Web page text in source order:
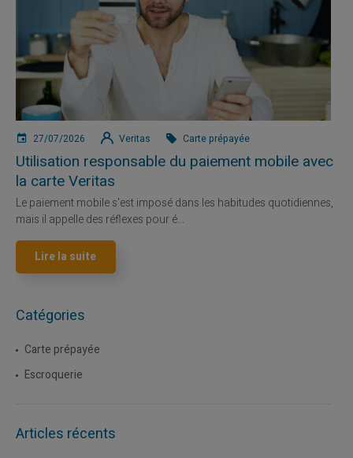
27/07/2026 Veritas Carte prépayée
Utilisation responsable du paiement mobile avec
la carte Veritas
Le paiement mobile s'est imposé dans les habitudes quotidiennes,
mais il appelle des réflexes pour é...
Lire la suite
Catégories
Carte prépayée
Escroquerie
Articles récents